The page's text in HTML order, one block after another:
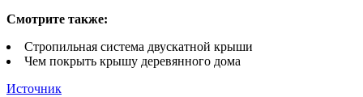
Смотрите также:
Стропильная система двускатной крыши
Чем покрыть крышу деревянного дома
Источник